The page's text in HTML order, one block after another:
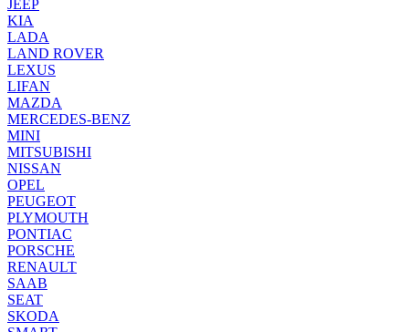
JEEP
KIA
LADA
LAND ROVER
LEXUS
LIFAN
MAZDA
MERCEDES-BENZ
MINI
MITSUBISHI
NISSAN
OPEL
PEUGEOT
PLYMOUTH
PONTIAC
PORSCHE
RENAULT
SAAB
SEAT
SKODA